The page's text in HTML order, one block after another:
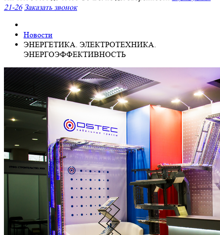
21-26 Заказать звонок
Новости
ЭНЕРГЕТИКА. ЭЛЕКТРОТЕХНИКА.
ЭНЕРГОЭФФЕКТИВНОСТЬ